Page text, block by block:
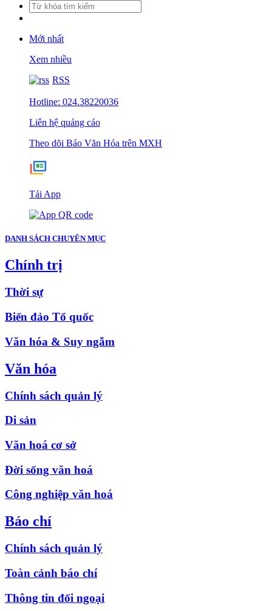
Mới nhất
Xem nhiều
RSS
Hotline: 024.38220036
Liên hệ quảng cáo
Theo dõi Báo Văn Hóa trên MXH
Tải App
DANH SÁCH CHUYÊN MỤC
Chính trị
Thời sự
Biển đảo Tổ quốc
Văn hóa & Suy ngẫm
Văn hóa
Chính sách quản lý
Di sản
Văn hoá cơ sở
Đời sống văn hoá
Công nghiệp văn hoá
Báo chí
Chính sách quản lý
Toàn cảnh báo chí
Thông tin đối ngoại